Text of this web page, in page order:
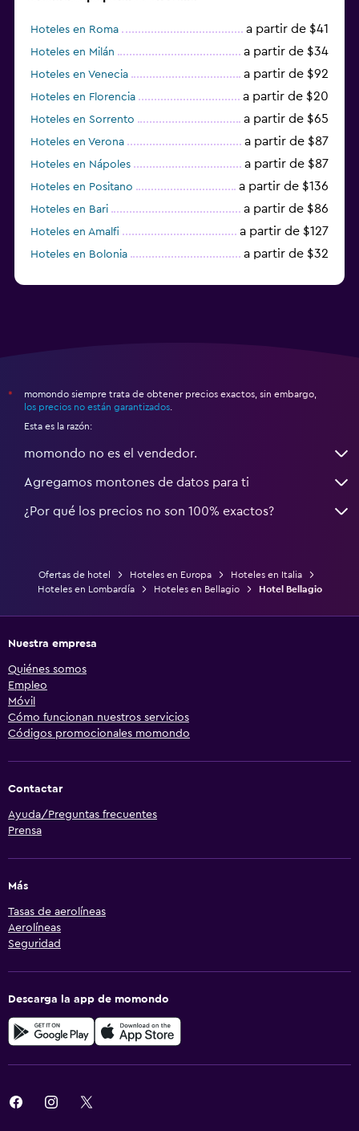
Hoteles en Roma a partir de $41
Hoteles en Milán a partir de $34
Hoteles en Venecia a partir de $92
Hoteles en Florencia a partir de $20
Hoteles en Sorrento a partir de $65
Hoteles en Verona a partir de $87
Hoteles en Nápoles a partir de $87
Hoteles en Positano a partir de $136
Hoteles en Bari a partir de $86
Hoteles en Amalfi a partir de $127
Hoteles en Bolonia a partir de $32
*
momondo siempre trata de obtener precios exactos, sin embargo,
los precios no están garantizados
Esta es la razón:
momondo no es el vendedor.
Agregamos montones de datos para ti
¿Por qué los precios no son 100% exactos?
Ofertas de hotel Hoteles en Europa
Hoteles en Italia
Hoteles en Lombardía
Hoteles en Bellagio Hotel Bellagio
Nuestra empresa
Quiénes somos
Empleo
Móvil
Cómo funcionan nuestros servicios
Códigos promocionales momondo
Contactar
Ayuda/Preguntas frecuentes
Prensa
Más
Tasas de aerolíneas
Aerolíneas
Seguridad
Descarga la app de momondo